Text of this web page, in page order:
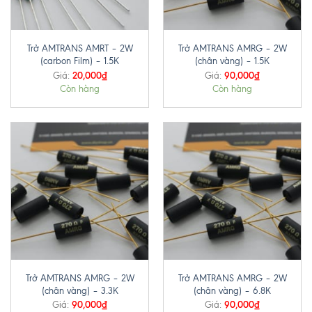
Trở AMTRANS AMRT – 2W
(carbon Film) – 1.5K
Giá: 20,000₫
Còn hàng
Trở AMTRANS AMRG – 2W
(chân vàng) – 1.5K
Giá: 90,000₫
Còn hàng
Trở AMTRANS AMRG – 2W
(chân vàng) – 3.3K
Giá: 90,000₫
Trở AMTRANS AMRG – 2W
(chân vàng) – 6.8K
Giá: 90,000₫